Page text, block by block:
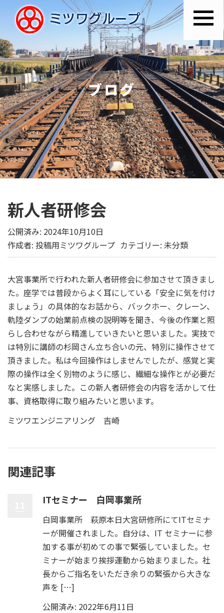
ブログ
新人者研修会
公開済み: 2024年10月10日
作成者: 投稿用ミツワグループ カテゴリー: 未分類
大宮事業所で行われた新人者研修会に参加させて頂きまし
た。座学では普段からよく耳にしている「安全に気を付け
ましょう」の具体的なお話から、バックホー、クレーン、
軌陸ダンプの始業前点検の説明等を聞き、今後の作業と照
らし合わせながら精進していきたいと思いました。実技で
は特別に講師の杉岡さん立ち合いの元、特別に操作させて
頂きました。私は今回操作はしませんでしたが、感覚と実
際の操作は全く別物のように感じ、繊細な操作とが必要だ
なと実感しました。この新人者研修会の内容を活かして仕
事、資格取得に取り組みたいと思います。
ミツワエンジニアリング 吉崎
関連記事
ITセミナー 白岡事業所
白岡事業所 萩原本日大宮研修所にてITセミナ
ーが開催されました。自分は、IT セミナーに参
加する事が初めての事で緊張していました。セ
ミナーが始まり挨拶運動から始まりました。社
長からご指名をいただき余りの緊張から大きな
声を […]
公開済み: 2022年6月11日